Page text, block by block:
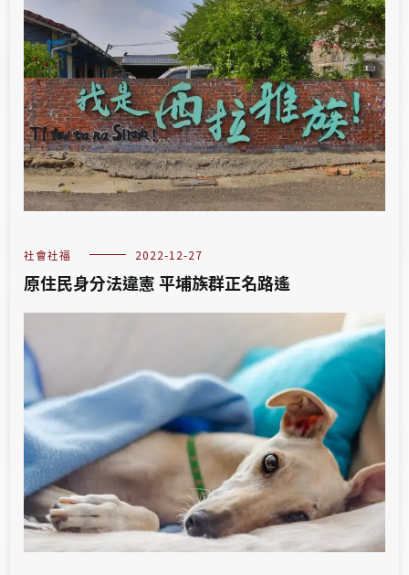
社會社福 2022-12-27
原住民身分法違憲 平埔族群正名路遙